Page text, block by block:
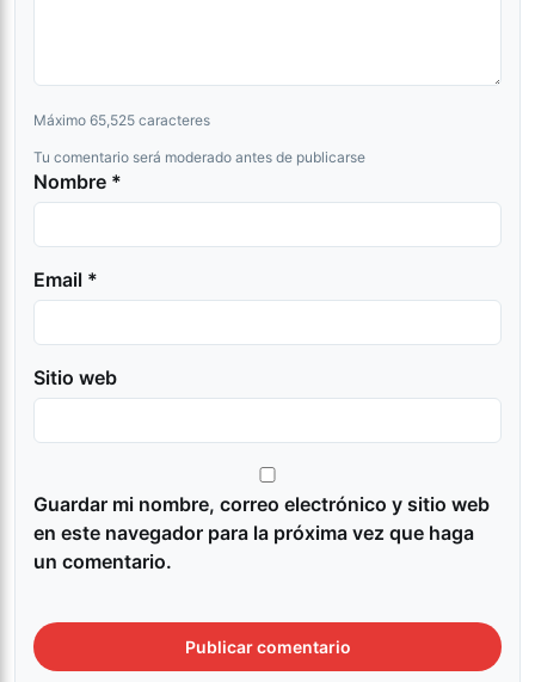
Máximo 65,525 caracteres
Tu comentario será moderado antes de publicarse
Nombre *
Email *
Sitio web
Guardar mi nombre, correo electrónico y sitio web
en este navegador para la próxima vez que haga
un comentario.